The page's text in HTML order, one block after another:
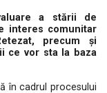
a stării de
interes comunitar
precum și
ce vor sta la baza
în cadrul procesului